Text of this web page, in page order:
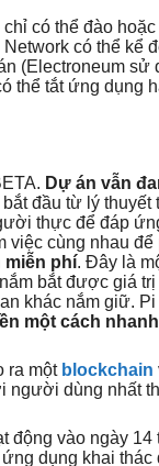
chỉ có thể đào
có thể kể
(Electroneum sử
thể tắt ứng dụng
Dự án vẫn
đầu từ lý
thực để đáp
việc cùng nhau
miễn phí. Đây là
bắt được giá
khác nắm giữ.
một cách
ra một blockchain
người dùng nhất
động vào ngày
dụng khai